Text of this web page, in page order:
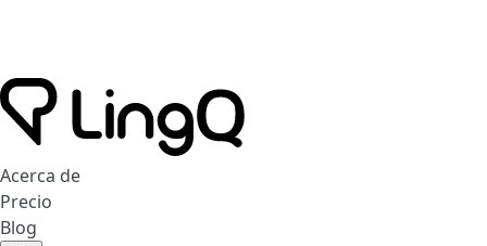
Acerca de
Precio
Blog